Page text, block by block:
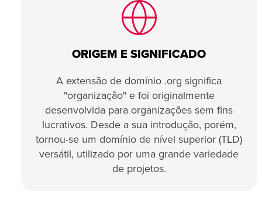
ORIGEM E SIGNIFICADO
A extensão de domínio .org significa
"organização" e foi originalmente
desenvolvida para organizações sem fins
lucrativos. Desde a sua introdução, porém,
tornou-se um domínio de nível superior (TLD)
versátil, utilizado por uma grande variedade
de projetos.